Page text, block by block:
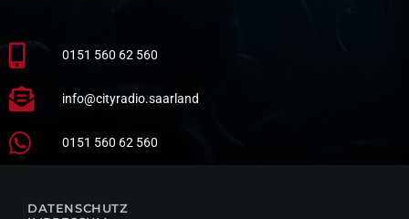
0151 560 62 560
info@cityradio.saarland
0151 560 62 560
DATENSCHUTZ